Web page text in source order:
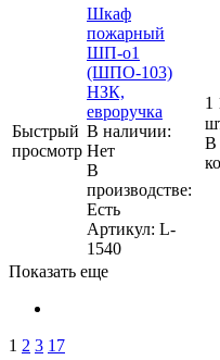
Быстрый
просмотр
Шкаф
пожарный
ШП-о1
(ШПО-103)
НЗК,
евроручка
В наличии:
Нет
В
производстве:
Есть
Артикул: L-
1540
1
В
Показать еще
1 2 3 17